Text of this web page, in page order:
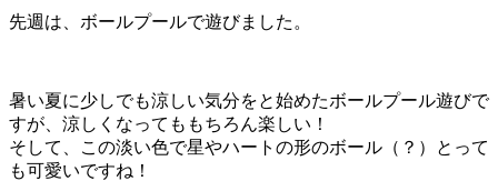
先週は、ボールプールで遊びました。
暑い夏に少しでも涼しい気分をと始めたボールプール遊びで
すが、涼しくなってももちろん楽しい！
そして、この淡い色で星やハートの形のボール（？）とって
も可愛いですね！